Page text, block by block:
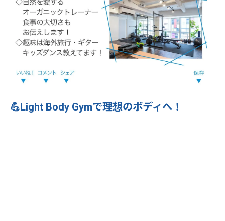
💪Light Body Gymで理想のボディへ！